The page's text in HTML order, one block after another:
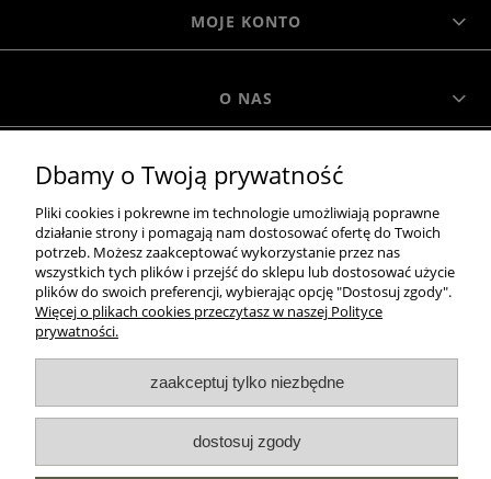
MOJE KONTO
O NAS
MOROWO
WSZELKIE PRAWA ZASTRZEŻONE MOROWO © 2018
realizacja:
pokaż pełną wersję strony
NASZE ODZNAKI
Dbamy o Twoją prywatność
Pliki cookies i pokrewne im technologie umożliwiają poprawne
działanie strony i pomagają nam dostosować ofertę do Twoich
potrzeb. Możesz zaakceptować wykorzystanie przez nas
wszystkich tych plików i przejść do sklepu lub dostosować użycie
plików do swoich preferencji, wybierając opcję "Dostosuj zgody".
Więcej o plikach cookies przeczytasz w naszej Polityce
prywatności.
zaakceptuj tylko niezbędne
dostosuj zgody